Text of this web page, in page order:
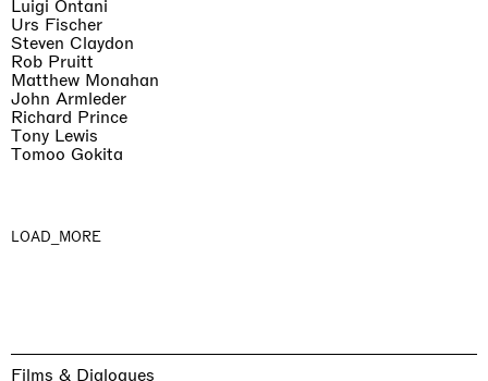
Luigi Ontani
Urs Fischer
Steven Claydon
Rob Pruitt
Matthew Monahan
John Armleder
Richard Prince
Tony Lewis
Tomoo Gokita
LOAD_MORE
Films & Dialogues